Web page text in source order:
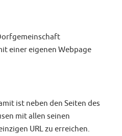
einer eigenen Webpage
ist neben den Seiten des
mit allen seinen
URL zu erreichen.